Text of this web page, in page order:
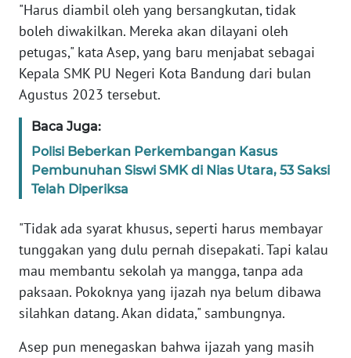
"Harus diambil oleh yang bersangkutan, tidak
boleh diwakilkan. Mereka akan dilayani oleh
petugas," kata Asep, yang baru menjabat sebagai
Kepala SMK PU Negeri Kota Bandung dari bulan
Agustus 2023 tersebut.
Baca Juga:
Polisi Beberkan Perkembangan Kasus
Pembunuhan Siswi SMK di Nias Utara, 53 Saksi
Telah Diperiksa
"Tidak ada syarat khusus, seperti harus membayar
tunggakan yang dulu pernah disepakati. Tapi kalau
mau membantu sekolah ya mangga, tanpa ada
paksaan. Pokoknya yang ijazah nya belum dibawa
silahkan datang. Akan didata," sambungnya.
Asep pun menegaskan bahwa ijazah yang masih
PAPUA
BARAT
WN
RIAU
WN
SERAMBI
WN
WN
SULTRA
NTB